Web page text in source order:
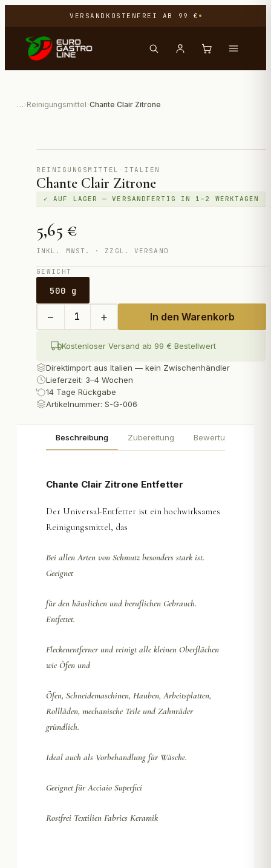
VERSANDKOSTENFREI AB 99 €
…› Reinigungsmittel›Chante Clair Zitrone
REINIGUNGSMITTEL · ITALIEN
Chante Clair Zitrone
✓ AUF LAGER — VERSANDFERTIG IN 1–2 WERKTAGEN
5,65 €
INKL. MWST. · ZZGL. VERSAND
GEWICHT
500 g
− 1 + In den Warenkorb
Kostenloser Versand ab 99 € Bestellwert
Direktimport aus Italien — kein Zwischenhändler
Lieferzeit: 3–4 Wochen
14 Tage Rückgabe
Artikelnummer: S-G-006
Beschreibung Zubereitung Bewertungen
Chante Clair Zitrone Entfetter
Der Universal-Entfetter ist ein hochwirksames
Reinigungsmittel, das
Bei allen Arten von Schmutz besonders stark ist.
Geeignet
für den häuslichen und beruflichen Gebrauch.
Entfettet.
Fleckenentferner und reinigt alle kleinen Oberflächen
wie Öfen und
Öfen, Schneidemaschinen, Hauben, Arbeitsplatten,
Rollläden, mechanische Teile und Zahnräder
gründlich.
Ideal auch als Vorbehandlung für Wäsche.
Geeignet für Acciaio Superfici
Rostfrei Textilien Fabrics Keramik